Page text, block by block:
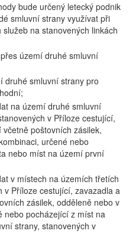
bude určený letecký podnik
smluvní strany využívat při
na stanovených linkách
území druhé smluvní
druhé smluvní strany pro
na území druhé smluvní
v Příloze cestující,
poštovních zásilek,
určené nebo
nebo míst na území první
v místech na územích třetích
v Příloze cestující, zavazadla a
zásilek, odděleně nebo v
nebo pocházející z míst na
strany, stanovených v